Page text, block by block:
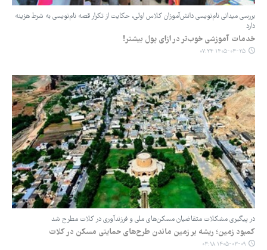
بررسی میدانی ‌نام‌نویسی دانش‌آموزان کلاس اولی، حکایت از تکرار قصه ‌نام‌نویسی به شرط هزینه
دارد
خدمات آموزشی خوب‌تر در ازای پول بیشتر!
۱۴۰۵-۰۳-۲۵ ۰۷:۲۴
در پیگیری مشکلات متقاضیان مسکن‌های ملی و فرزندآوری در کلات مطرح شد
کمبود زمین؛ ریشه بر زمین ماندن طرح‌های حمایتی مسکن در کلات
۱۴۰۵-۰۳-۰۹ ۰۳:۱۸